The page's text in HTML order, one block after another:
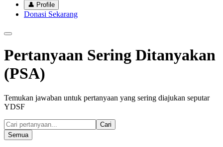
👤 Profile
Donasi Sekarang
Pertanyaan Sering Ditanyakan
(PSA)
Temukan jawaban untuk pertanyaan yang sering diajukan seputar
YDSF
Cari
Semua